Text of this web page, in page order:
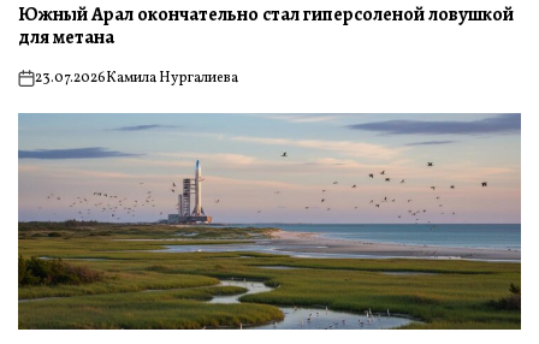
Южный Арал окончательно стал гиперсоленой ловушкой
для метана
on23.07.2026Камила Нургалиева